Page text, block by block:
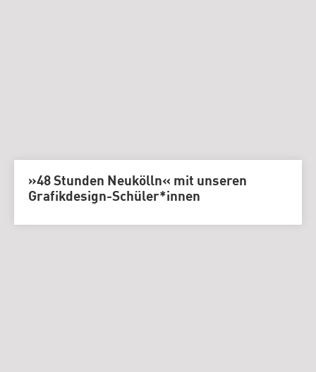
»48 Stunden Neukölln« mit unseren
Grafikdesign-Schüler*innen